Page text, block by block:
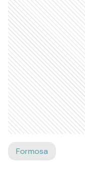
Formosa